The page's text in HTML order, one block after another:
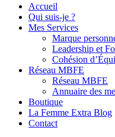
Accueil
Qui suis-je ?
Mes Services
Marque
Leadership et
Cohésion
Réseau MBFE
Réseau MBFE
Annuaire des
Boutique
La Femme Extra Blog
Contact